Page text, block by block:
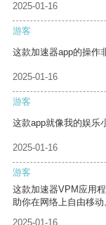
2025-01-16
游客
这款加速器app的操作
2025-01-16
游客
这款app就像我的娱乐
2025-01-16
游客
这款加速器VPM应用
助你在网络上自由移动
2025-01-16